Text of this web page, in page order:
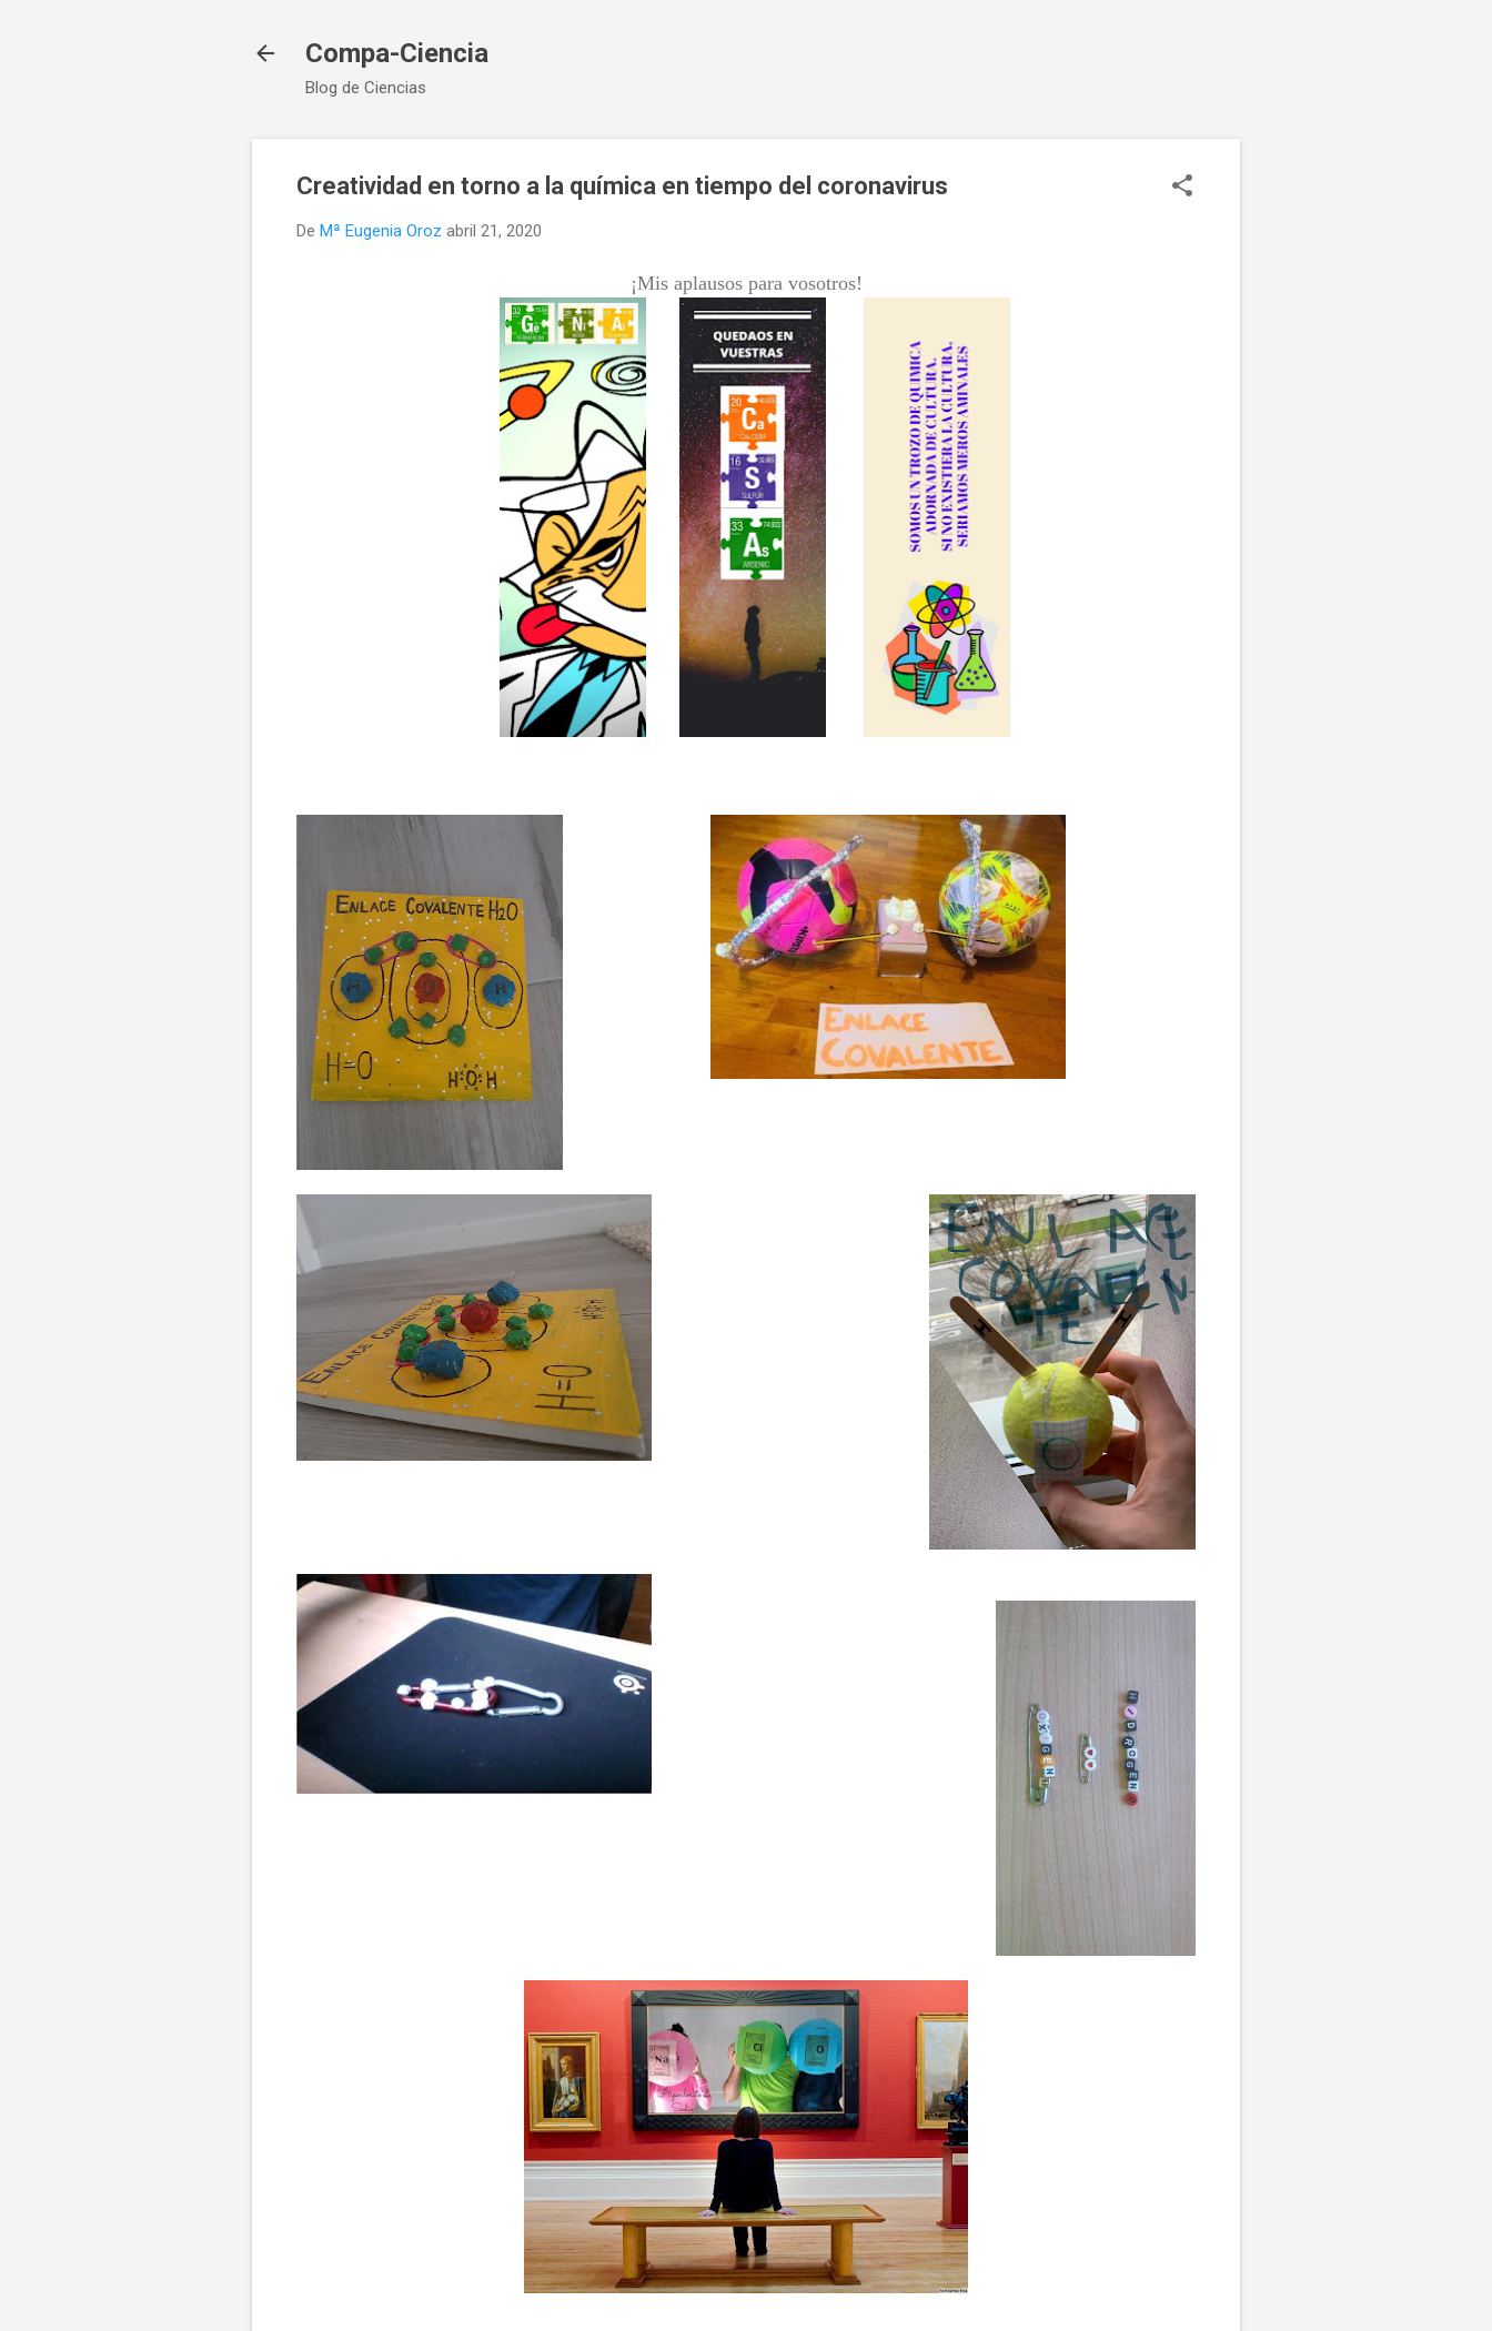
Compa-Ciencia
Blog de Ciencias
Creatividad en torno a la química en tiempo del coronavirus
De Mª Eugenia Oroz abril 21, 2020
¡Mis aplausos para vosotros!